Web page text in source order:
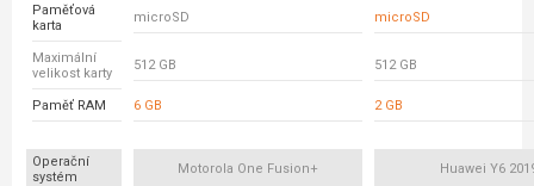
Paměťová
karta
microSD microSD
Maximální
velikost karty
512 GB 512 GB
Paměť RAM 6 GB 2 GB
Operační
systém
Motorola One Fusion+ Huawei Y6